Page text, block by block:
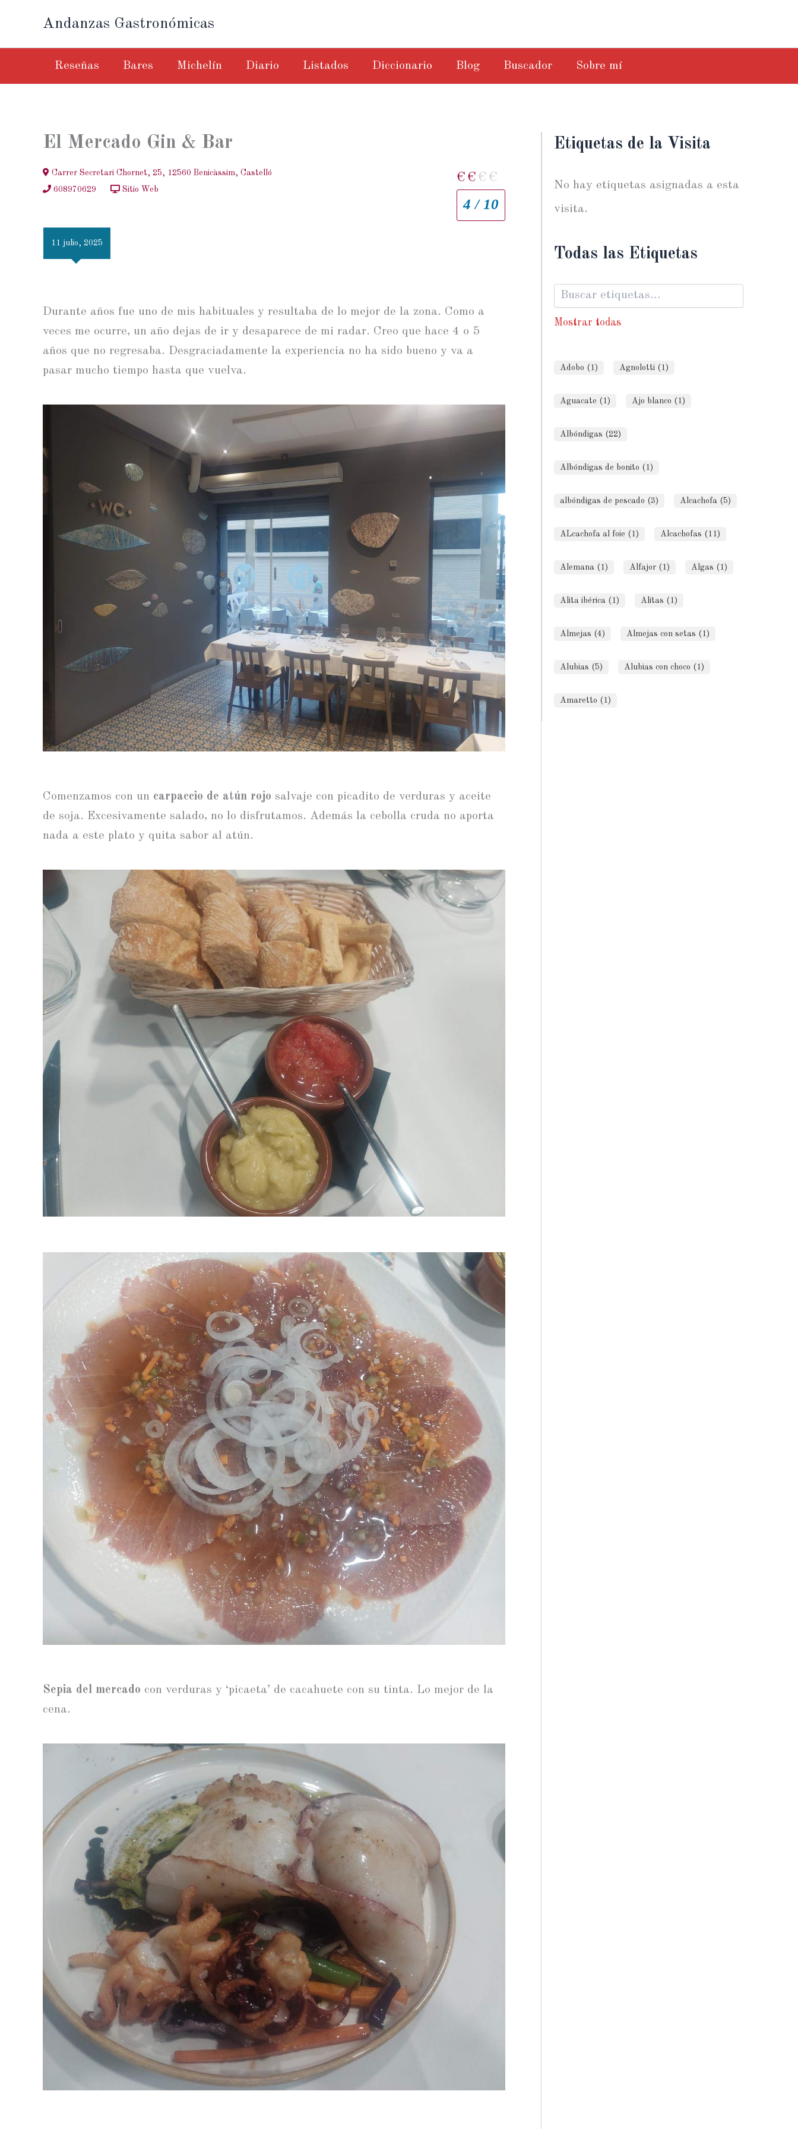
contenido
Andanzas Gastronómicas
Reseñas Bares Michelín Diario Listados Diccionario Blog Buscador Sobre mí
El Mercado Gin & Bar
Carrer Secretari Chornet, 25, 12560 Benicàssim, Castelló
608970629
Sitio Web
€ € € €
4 / 10
11 julio, 2025
Durante años fue uno de mis habituales y resultaba de lo mejor de la zona. Como a
veces me ocurre, un año dejas de ir y desaparece de mi radar. Creo que hace 4 o 5
años que no regresaba. Desgraciadamente la experiencia no ha sido bueno y va a
pasar mucho tiempo hasta que vuelva.
Comenzamos con un carpaccio de atún rojo salvaje con picadito de verduras y aceite
de soja. Excesivamente salado, no lo disfrutamos. Además la cebolla cruda no aporta
nada a este plato y quita sabor al atún.
Sepia del mercado con verduras y ‘picaeta’ de cacahuete con su tinta. Lo mejor de la
cena.
Etiquetas de la Visita
No hay etiquetas asignadas a esta
visita.
Todas las Etiquetas
Mostrar todas
Adobo (1) Agnolotti (1)
Aguacate (1) Ajo blanco (1)
Albóndigas (22)
Albóndigas de bonito (1)
albóndigas de pescado (3) Alcachofa (5)
ALcachofa al foie (1) Alcachofas (11)
Alemana (1) Alfajor (1) Algas (1)
Alita ibérica (1) Alitas (1)
Almejas (4) Almejas con setas (1)
Alubias (5) Alubias con choco (1)
Amaretto (1)